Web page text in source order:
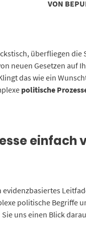
VON
überfliegen
neuen Gesetzen
das wie ein
politische
einfach
politische
uns einen Blick